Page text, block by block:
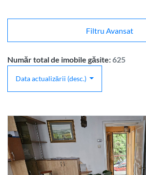
Filtru Avansat
Număr total de imobile găsite:625
Data actualizării (desc.)